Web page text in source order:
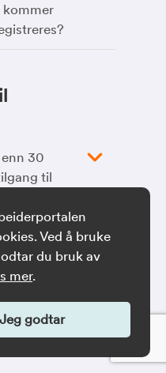
30
til
ta i mot
jeg
Ved å bruke
du bruk av
mer.
Jeg godtar